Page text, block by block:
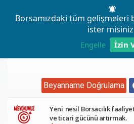
Borsamızdaki tüm
ister misiniz
Engelle İzin
Beyanname Doğrulama
Yeni nesil Borsacılık
ve ticari gücünü artırmak.